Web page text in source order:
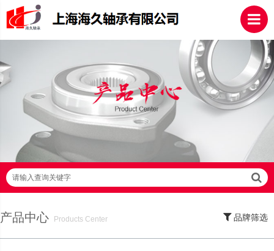
请输入查询关键字
产品中心
Products Center
品牌筛选